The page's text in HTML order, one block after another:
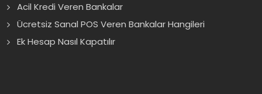
Acil Kredi Veren Bankalar
Ücretsiz Sanal POS Veren Bankalar Hangileri
Ek Hesap Nasıl Kapatılır